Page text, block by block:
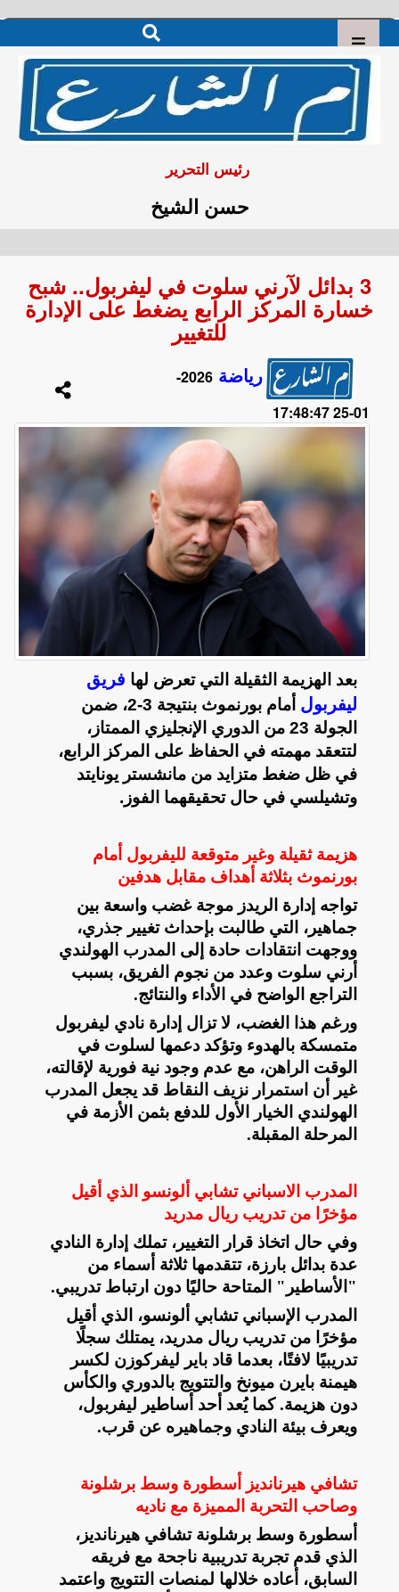
رئيس التحرير
حسن الشيخ
3 بدائل لآرني سلوت في ليفربول.. شبح
خسارة المركز الرابع يضغط على الإدارة
للتغيير
رياضة
2026-
01-25 17:48:47
بعد الهزيمة الثقيلة التي تعرض لها فريق
ليفربول
أمام بورنموث بنتيجة 3-2، ضمن
الجولة 23 من الدوري الإنجليزي الممتاز،
لتتعقد مهمته في الحفاظ على المركز الرابع،
في ظل ضغط متزايد من مانشستر يونايتد
وتشيلسي في حال تحقيقهما الفوز.
هزيمة ثقيلة وغير متوقعة لليفربول أمام
بورنموث بثلاثة أهداف مقابل هدفين
تواجه إدارة الريدز موجة غضب واسعة بين
جماهير، التي طالبت بإحداث تغيير جذري،
ووجهت انتقادات حادة إلى المدرب الهولندي
أرني سلوت وعدد من نجوم الفريق، بسبب
التراجع الواضح في الأداء والنتائج.
ورغم هذا الغضب، لا تزال إدارة نادي ليفربول
متمسكة بالهدوء وتؤكد دعمها لسلوت في
الوقت الراهن، مع عدم وجود نية فورية لإقالته،
غير أن استمرار نزيف النقاط قد يجعل المدرب
الهولندي الخيار الأول للدفع بثمن الأزمة في
المرحلة المقبلة.
المدرب الاسباني تشابي ألونسو الذي أقيل
مؤخرًا من تدريب ريال مدريد
وفي حال اتخاذ قرار التغيير، تملك إدارة النادي
عدة بدائل بارزة، تتقدمها ثلاثة أسماء من
"الأساطير" المتاحة حاليًا دون ارتباط تدريبي.
المدرب الإسباني تشابي ألونسو، الذي أقيل
مؤخرًا من تدريب ريال مدريد، يمتلك سجلًا
تدريبيًا لافتًا، بعدما قاد باير ليفركوزن لكسر
هيمنة بايرن ميونخ والتتويج بالدوري والكأس
دون هزيمة. كما يُعد أحد أساطير ليفربول،
ويعرف بيئة النادي وجماهيره عن قرب.
تشافي هيرنانديز أسطورة وسط برشلونة
وصاحب التحربة المميزة مع ناديه
أسطورة وسط برشلونة تشافي هيرنانديز،
الذي قدم تجربة تدريبية ناجحة مع فريقه
السابق، أعاده خلالها لمنصات التتويج واعتمد